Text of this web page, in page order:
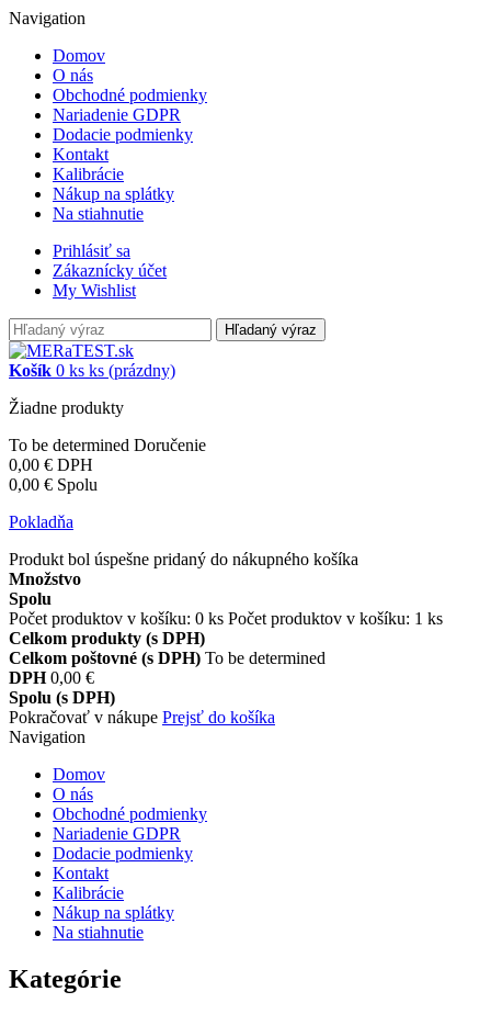
Navigation
Domov
O nás
Obchodné podmienky
Nariadenie GDPR
Dodacie podmienky
Kontakt
Kalibrácie
Nákup na splátky
Na stiahnutie
Prihlásiť sa
Zákaznícky účet
My Wishlist
Hľadaný výraz
Košík 0 ks ks (prázdny)
Žiadne produkty
To be determined Doručenie
0,00 € DPH
0,00 € Spolu
Pokladňa
Produkt bol úspešne pridaný do nákupného košíka
Množstvo
Spolu
Počet produktov v košíku: 0 ks Počet produktov v košíku: 1 ks
Celkom produkty (s DPH)
Celkom poštovné (s DPH) To be determined
DPH 0,00 €
Spolu (s DPH)
Pokračovať v nákupe Prejsť do košíka
Navigation
Domov
O nás
Obchodné podmienky
Nariadenie GDPR
Dodacie podmienky
Kontakt
Kalibrácie
Nákup na splátky
Na stiahnutie
Kategórie